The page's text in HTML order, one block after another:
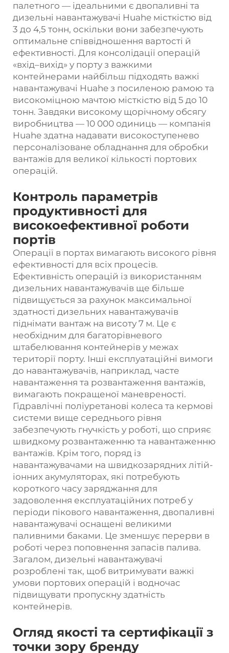
палетного — ідеальними є двопаливні та
дизельні навантажувачі Huahe місткістю від
3 до 4,5 тонн, оскільки вони забезпечують
оптимальне співвідношення вартості й
ефективності. Для консолідації операцій
«вхід–вихід» у порту з важкими
контейнерами найбільш підходять важкі
навантажувачі Huahe з посиленою рамою та
високоміцною мачтою місткістю від 5 до 10
тонн. Завдяки високому щорічному обсягу
виробництва — 10 000 одиниць — компанія
Huahe здатна надавати високоступенево
персоналізоване обладнання для обробки
вантажів для великої кількості портових
операцій.
Контроль параметрів
продуктивності для
високоефективної роботи
портів
Операції в портах вимагають високого рівня
ефективності для всіх процесів.
Ефективність операцій із використанням
дизельних навантажувачів ще більше
підвищується за рахунок максимальної
здатності дизельних навантажувачів
піднімати вантаж на висоту 7 м. Це є
необхідним для багаторівневого
штабелювання контейнерів у межах
території порту. Інші експлуатаційні вимоги
до навантажувачів, наприклад, часте
навантаження та розвантаження вантажів,
вимагають покращеної маневреності.
Гідравлічні поліуретанові колеса та кермові
системи вище середнього рівня
забезпечують гнучкість у роботі, що сприяє
швидкому розвантаженню та навантаженню
вантажів. Крім того, поряд із
навантажувачами на швидкозарядних літій-
іонних акумуляторах, які потребують
короткого часу заряджання для
задоволення експлуатаційних потреб у
періоди пікового навантаження, двопаливні
навантажувачі оснащені великими
паливними баками. Це зменшує перерви в
роботі через поповнення запасів палива.
Загалом, дизельні навантажувачі
розроблені так, щоб витримувати важкі
умови портових операцій і водночас
підвищувати пропускну здатність
контейнерів.
Огляд якості та сертифікації з
точки зору бренду